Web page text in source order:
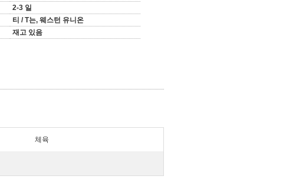
2-3 일
티 / T는, 웨스턴 유니온
재고 있음
체육